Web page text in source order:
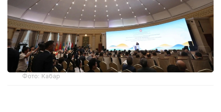
Фото: Кабар